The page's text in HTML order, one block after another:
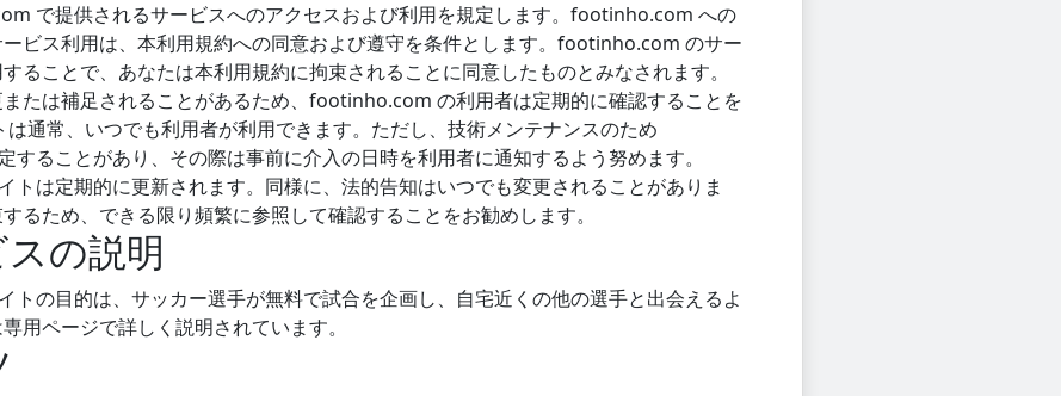
で提供されるサービスへのアクセスおよび利用を規定します。footinho.com への
ビス利用は、本利用規約への同意および遵守を条件とします。footinho.com のサー
ることで、あなたは本利用規約に拘束されることに同意したものとみなされます。
たは補足されることがあるため、footinho.com の利用者は定期的に確認することを
通常、いつでも利用者が利用できます。ただし、技術メンテナンスのため
ることがあり、その際は事前に介入の日時を利用者に通知するよう努めます。
は定期的に更新されます。同様に、法的告知はいつでも変更されることがありま
るため、できる限り頻繁に参照して確認することをお勧めします。
の説明
の目的は、サッカー選手が無料で試合を企画し、自宅近くの他の選手と出会えるよ
用ページで詳しく説明されています。